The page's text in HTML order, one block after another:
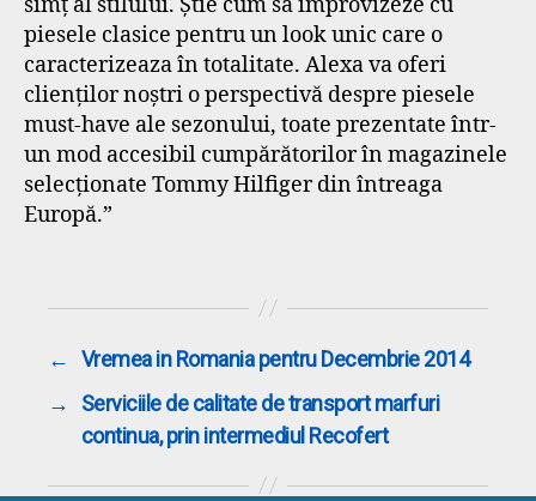
piesele clasice pentru un look unic care o
caracterizeaza în totalitate. Alexa va oferi
clienţilor noştri o perspectivă despre piesele
must-have ale sezonului, toate prezentate într-
un mod accesibil cumpărătorilor în magazinele
selecţionate Tommy Hilfiger din întreaga
Europă.”
←
Vremea in Romania pentru Decembrie 2014
→
Serviciile de calitate de transport marfuri
continua, prin intermediul Recofert